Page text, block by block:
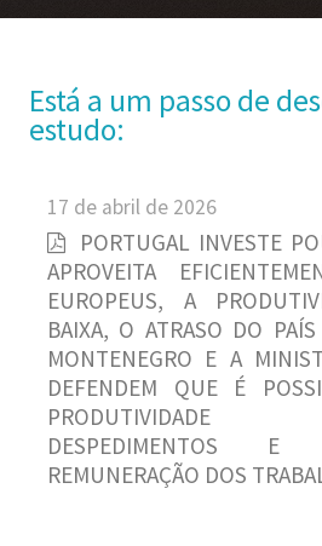
Está a um passo de
estudo:
17 de abril de 2026
PORTUGAL INVESTE
APROVEITA
EUROPEUS, A
BAIXA, O ATRASO DO
MONTENEGRO E A
DEFENDEM QUE É
PRODUTIVIDADE
DESPEDIMENTOS
REMUNERAÇÃO DOS